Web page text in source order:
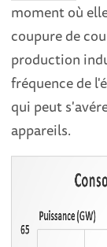
moment où
coupure de
production
fréquence de
qui peut
appareils.